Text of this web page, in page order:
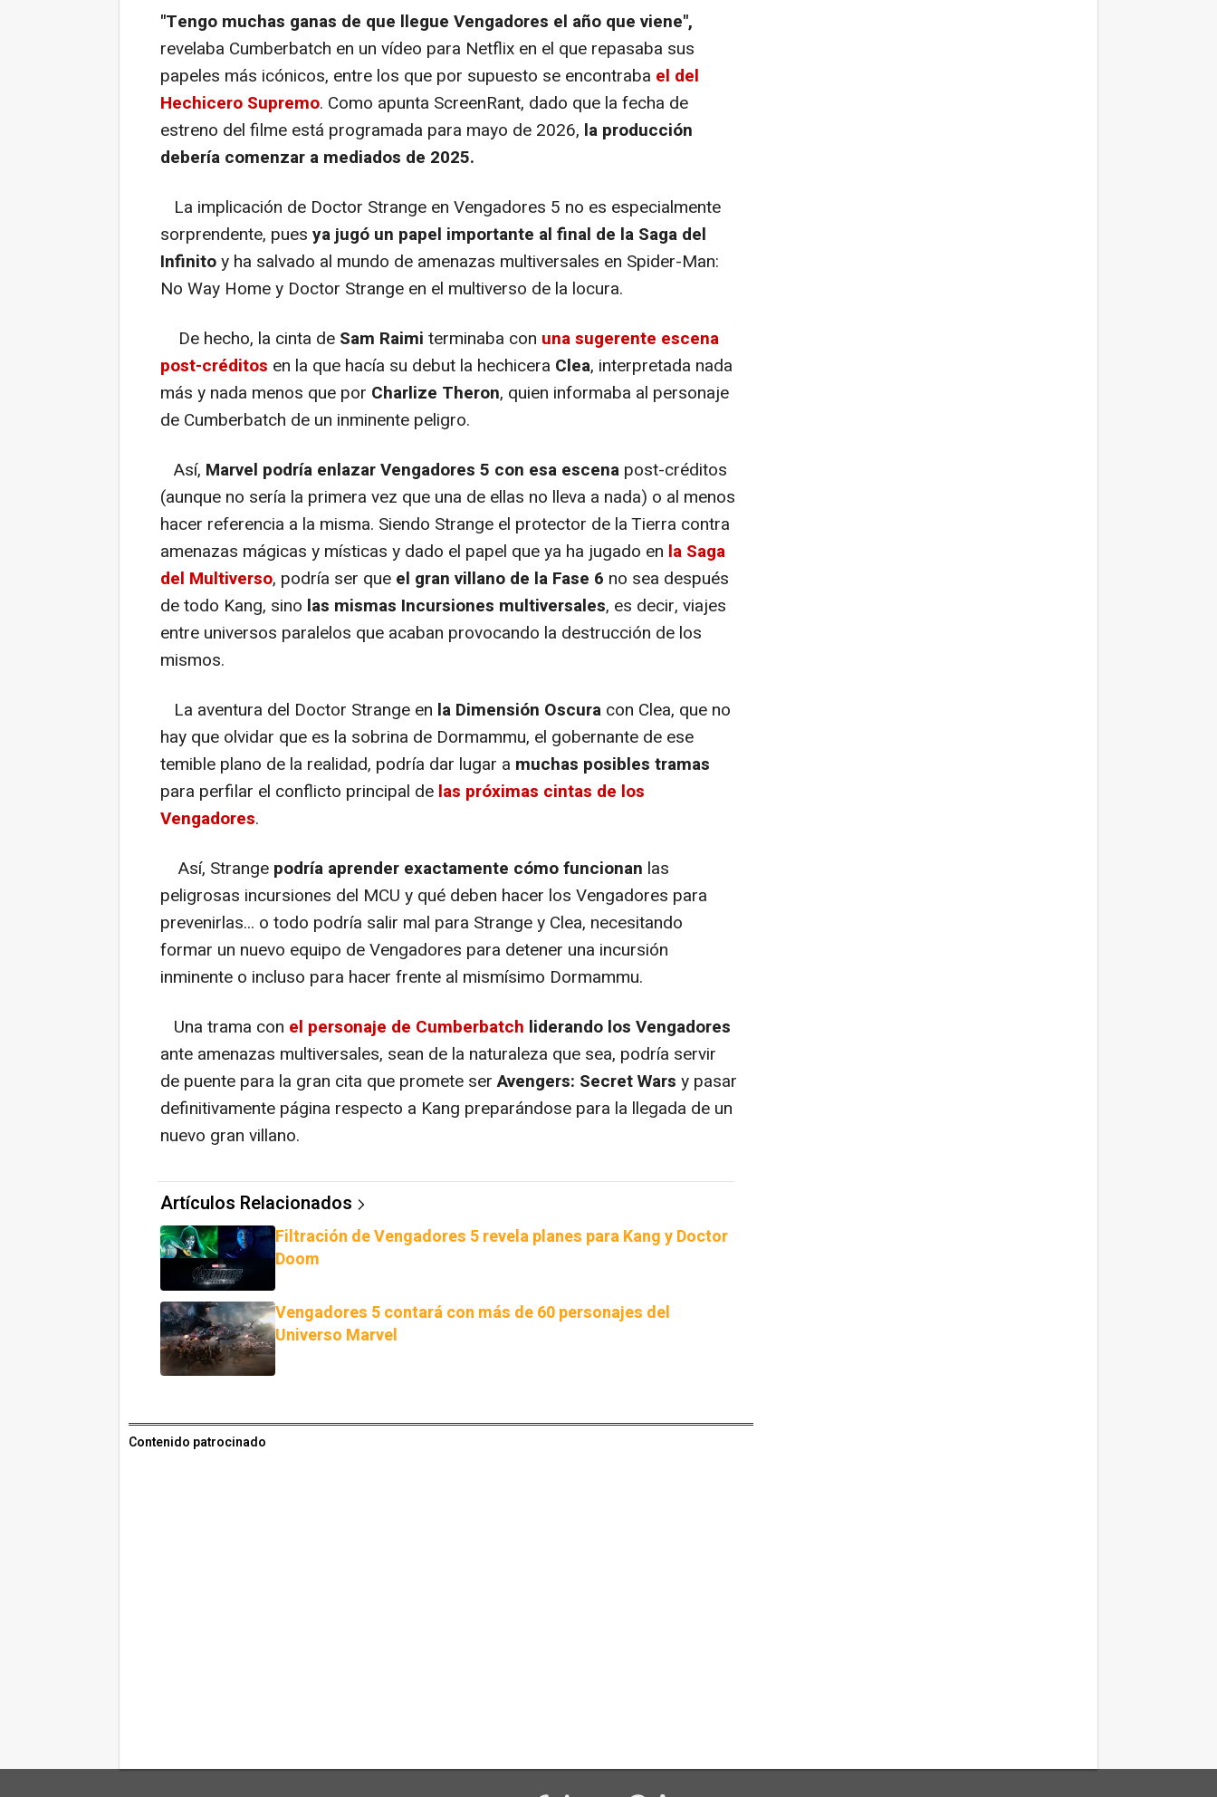
"Tengo muchas ganas de que llegue Vengadores el año que viene",
revelaba Cumberbatch en un vídeo para Netflix en el que repasaba sus
papeles más icónicos, entre los que por supuesto se encontraba el del
Hechicero Supremo. Como apunta ScreenRant, dado que la fecha de
estreno del filme está programada para mayo de 2026, la producción
debería comenzar a mediados de 2025.
La implicación de Doctor Strange en Vengadores 5 no es especialmente
sorprendente, pues ya jugó un papel importante al final de la Saga del
Infinitoy ha salvado al mundo de amenazas multiversales en Spider-Man:
No Way Home y Doctor Strange en el multiverso de la locura.
De hecho, la cinta de Sam Raimi terminaba con una sugerente escena
post-créditos en la que hacía su debut la hechicera Clea, interpretada nada
más y nada menos que por Charlize Theron, quien informaba al personaje
de Cumberbatch de un inminente peligro.
Así, Marvel podría enlazar Vengadores 5 con esa escena post-créditos
(aunque no sería la primera vez que una de ellas no lleva a nada) o al menos
hacer referencia a la misma. Siendo Strange el protector de la Tierra contra
amenazas mágicas y místicas y dado el papel que ya ha jugado en la Saga
del Multiverso, podría ser que el gran villano de la Fase 6 no sea después
de todo Kang, sino las mismas Incursiones multiversales, es decir, viajes
entre universos paralelos que acaban provocando la destrucción de los
mismos.
La aventura del Doctor Strange en la Dimensión Oscura con Clea, que no
hay que olvidar que es la sobrina de Dormammu, el gobernante de ese
temible plano de la realidad, podría dar lugar a muchas posibles tramas
para perfilar el conflicto principal de las próximas cintas de los
Vengadores.
Así, Strange podría aprender exactamente cómo funcionan las
peligrosas incursiones del MCU y qué deben hacer los Vengadores para
prevenirlas... o todo podría salir mal para Strange y Clea, necesitando
formar un nuevo equipo de Vengadores para detener una incursión
inminente o incluso para hacer frente al mismísimo Dormammu.
Una trama con el personaje de Cumberbatch liderando los Vengadores
ante amenazas multiversales, sean de la naturaleza que sea, podría servir
de puente para la gran cita que promete serAvengers: Secret Wars y pasar
definitivamente página respecto a Kang preparándose para la llegada de un
nuevo gran villano.
Artículos Relacionados
Filtración de Vengadores 5 revela planes para Kang y Doctor
Doom
Vengadores 5 contará con más de 60 personajes del
Universo Marvel
Contenido patrocinado